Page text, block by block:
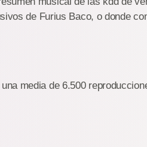
de Furius Baco, o donde
media de 6.500